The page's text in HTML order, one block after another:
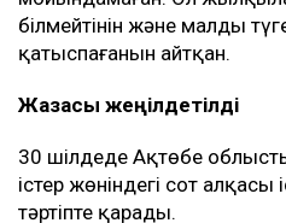
білмейтінін және малды
қатыспағанын айтқан.
Жазасы жеңілдетілді
30 шілдеде Ақтөбе
істер жөніндегі сот алқасы
тәртіпте қарады.